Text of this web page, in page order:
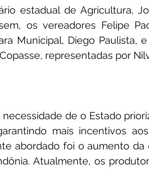
estadual de Agricultura,
os vereadores Felipe
Municipal, Diego Paulista,
representadas por
de o Estado
mais incentivos
abordado foi o aumento da
Atualmente, os